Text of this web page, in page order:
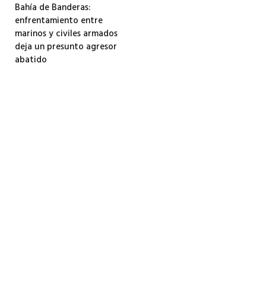
Bahía de Banderas:
enfrentamiento entre
marinos y civiles armados
deja un presunto agresor
abatido